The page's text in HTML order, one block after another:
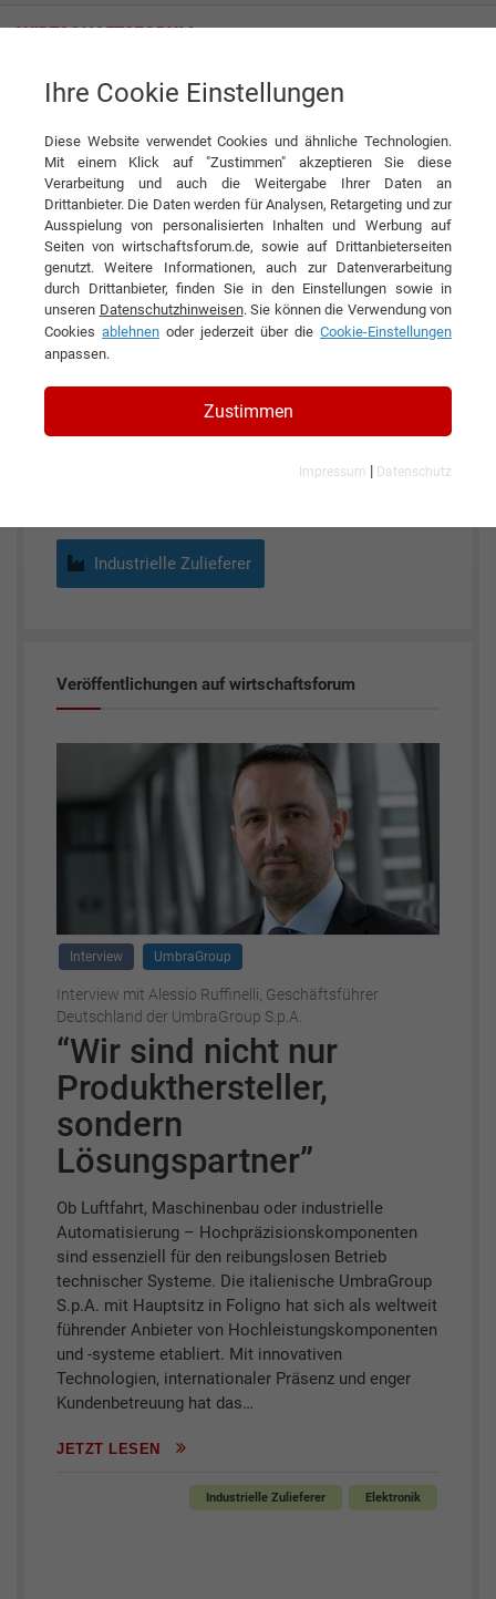
UmbraGroup S.p.A.
KONTAKT
UmbraGroup S.p.A.
Industrielle Zulieferer
Veröffentlichungen auf wirtschaftsforum
Interview UmbraGroup
Interview mit Alessio Ruffinelli, Geschäftsführer
Deutschland der UmbraGroup S.p.A.
“Wir sind nicht nur
Produkthersteller,
sondern
Lösungspartner”
Ob Luftfahrt, Maschinenbau oder industrielle
Automatisierung – Hochpräzisionskomponenten
sind essenziell für den reibungslosen Betrieb
technischer Systeme. Die italienische UmbraGroup
S.p.A. mit Hauptsitz in Foligno hat sich als weltweit
führender Anbieter von Hochleistungs­komponenten
und -systeme etabliert. Mit innovativen
Technologien, internationaler Präsenz und enger
Kundenbetreuung hat das…
JETZT LESEN
Industrielle Zulieferer Elektronik
Ihre Cookie Einstellungen
Diese Website verwendet Cookies und ähnliche Technologien.
Mit einem Klick auf "Zustimmen" akzeptieren Sie diese
Verarbeitung und auch die Weitergabe Ihrer Daten an
Drittanbieter. Die Daten werden für Analysen, Retargeting und zur
Ausspielung von personalisierten Inhalten und Werbung auf
Seiten von wirtschaftsforum.de, sowie auf Drittanbieterseiten
genutzt. Weitere Informationen, auch zur Datenverarbeitung
durch Drittanbieter, finden Sie in den Einstellungen sowie in
unseren Datenschutzhinweisen. Sie können die Verwendung von
Cookies ablehnen oder jederzeit über die Cookie-Einstellungen
anpassen.
Zustimmen
Impressum | Datenschutz